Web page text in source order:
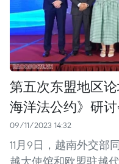
第五次东盟地区
海洋法公约》研
09/11/2023 14:32
11月9日，越南外交部